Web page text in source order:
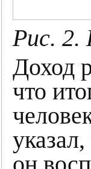
Рис. 2.
Доход
что